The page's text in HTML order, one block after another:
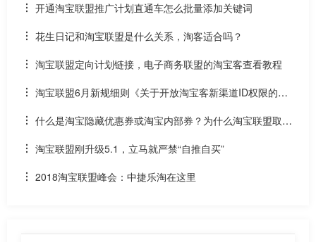
开通淘宝联盟推广计划直通车怎么批量添加关键词
花生日记和淘宝联盟是什么关系，淘客适合吗？
淘宝联盟定向计划链接，电子商务联盟的淘宝客查看教程
淘宝联盟6月新规细则《关于开放淘宝客新渠道ID权限的公
告》什么是淘宝隐藏优惠券或淘宝内部券？为什么淘宝联盟取消
隐藏优惠券？
淘宝联盟刚升级5.1，立马就严禁“自推自买”
2018淘宝联盟峰会：中捷乐淘在这里